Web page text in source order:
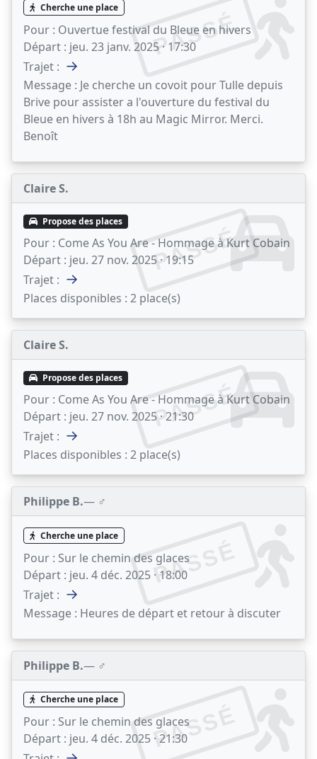
PASSÉ
Cherche une place
Pour : Ouvertue festival du Bleue en hivers
Départ : jeu. 23 janv. 2025 · 17:30
Trajet : →
Message : Je cherche un covoit pour Tulle depuis
Brive pour assister a l'ouverture du festival du
Bleue en hivers à 18h au Magic Mirror. Merci.
Benoît
Claire S.
PASSÉ
Propose des places
Pour : Come As You Are - Hommage à Kurt Cobain
Départ : jeu. 27 nov. 2025 · 19:15
Trajet : →
Places disponibles : 2 place(s)
Claire S.
PASSÉ
Propose des places
Pour : Come As You Are - Hommage à Kurt Cobain
Départ : jeu. 27 nov. 2025 · 21:30
Trajet : →
Places disponibles : 2 place(s)
Philippe B.— ♂️
PASSÉ
Cherche une place
Pour : Sur le chemin des glaces
Départ : jeu. 4 déc. 2025 · 18:00
Trajet : →
Message : Heures de départ et retour à discuter
Philippe B.— ♂️
PASSÉ
Cherche une place
Pour : Sur le chemin des glaces
Départ : jeu. 4 déc. 2025 · 21:30